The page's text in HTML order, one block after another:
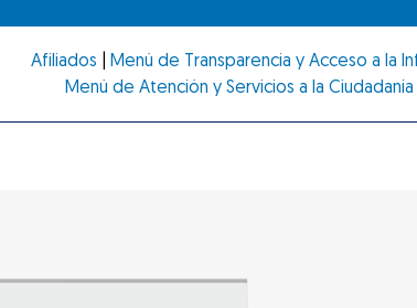
Afiliados Menú de Transparencia y Acceso a la
Menú de Atención y Servicios a la Ciudadanía